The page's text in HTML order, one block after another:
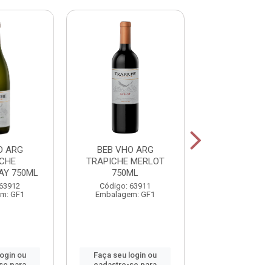
ARG
750ML
GF1
ou
BEB VHO ARG
TRAPICHE MERLOT
750ML
Código: 63911
Embalagem: GF1
Faça seu login ou